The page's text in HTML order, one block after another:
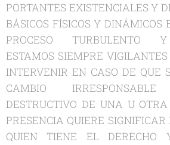
PORTANTES EXISTENCIALES Y
BÁSICOS FÍSICOS Y DINÁMICOS
PROCESO TURBULENTO Y
ESTAMOS SIEMPRE
INTERVENIR EN CASO DE QUE
CAMBIO
DESTRUCTIVO DE UNA U
PRESENCIA QUIERE
QUIEN TIENE EL